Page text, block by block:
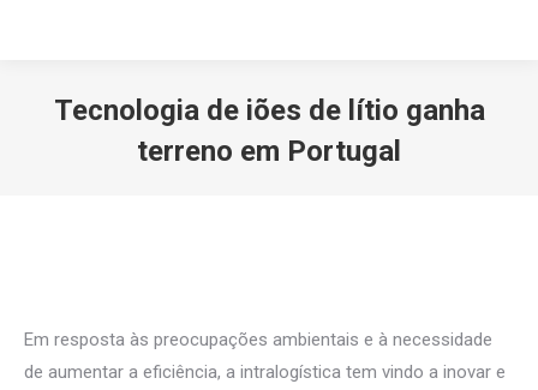
Tecnologia de iões de lítio ganha
terreno em Portugal
Em resposta às preocupações ambientais e à necessidade
de aumentar a eficiência, a intralogística tem vindo a inovar e